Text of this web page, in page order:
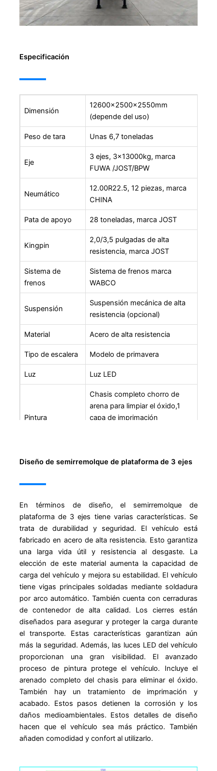
Especificación
Dimensión
12600x2500x2550mm
(depende del uso)
Peso de tara Unas 6,7 toneladas
Eje
3 ejes, 3x13000kg, marca
FUWA /JOST/BPW
Neumático
12.00R22.5, 12 piezas, marca
CHINA
Pata de apoyo 28 toneladas, marca JOST
Kingpin
2,0/3,5 pulgadas de alta
resistencia, marca JOST
Sistema de
frenos
Sistema de frenos marca
WABCO
Suspensión
Suspensión mecánica de alta
resistencia (opcional)
Material Acero de alta resistencia
Tipo de escalera Modelo de primavera
Luz Luz LED
Pintura
Chasis completo chorro de
arena para limpiar el óxido,1
capa de imprimación
Diseño de semirremolque de plataforma de 3 ejes
En términos de diseño, el semirremolque de
plataforma de 3 ejes tiene varias características. Se
trata de durabilidad y seguridad. El vehículo está
fabricado en acero de alta resistencia. Esto garantiza
una larga vida útil y resistencia al desgaste. La
elección de este material aumenta la capacidad de
carga del vehículo y mejora su estabilidad. El vehículo
tiene vigas principales soldadas mediante soldadura
por arco automático. También cuenta con cerraduras
de contenedor de alta calidad. Los cierres están
diseñados para asegurar y proteger la carga durante
el transporte. Estas características garantizan aún
más la seguridad. Además, las luces LED del vehículo
proporcionan una gran visibilidad. El avanzado
proceso de pintura protege el vehículo. Incluye el
arenado completo del chasis para eliminar el óxido.
También hay un tratamiento de imprimación y
acabado. Estos pasos detienen la corrosión y los
daños medioambientales. Estos detalles de diseño
hacen que el vehículo sea más práctico. También
añaden comodidad y confort al utilizarlo.